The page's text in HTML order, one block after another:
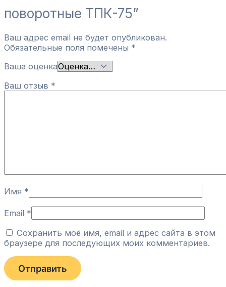
поворотные ТПК-75”
Ваш адрес email не будет опубликован.
Обязательные поля помечены *
Ваша оценка
Ваш отзыв *
Имя *
Email *
Сохранить моё имя, email и адрес сайта в этом
браузере для последующих моих комментариев.